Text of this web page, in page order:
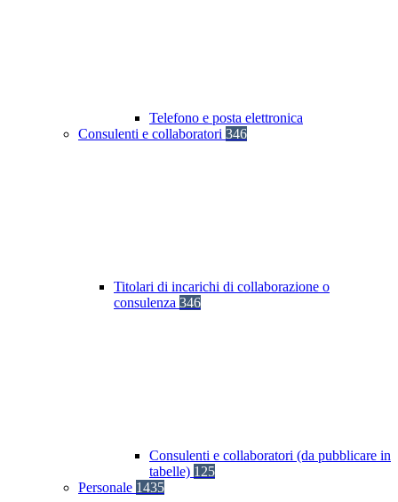
Telefono e posta elettronica
Consulenti e collaboratori 346
Titolari di incarichi di collaborazione o
consulenza 346
Consulenti e collaboratori (da pubblicare in
tabelle) 125
Personale 1435